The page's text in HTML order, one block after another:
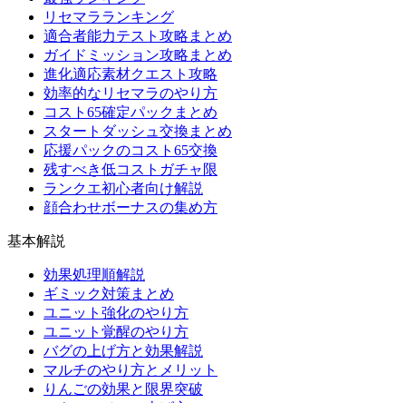
リセマラランキング
適合者能力テスト攻略まとめ
ガイドミッション攻略まとめ
進化適応素材クエスト攻略
効率的なリセマラのやり方
コスト65確定パックまとめ
スタートダッシュ交換まとめ
応援パックのコスト65交換
残すべき低コストガチャ限
ランクエ初心者向け解説
顔合わせボーナスの集め方
基本解説
効果処理順解説
ギミック対策まとめ
ユニット強化のやり方
ユニット覚醒のやり方
バグの上げ方と効果解説
マルチのやり方とメリット
りんごの効果と限界突破